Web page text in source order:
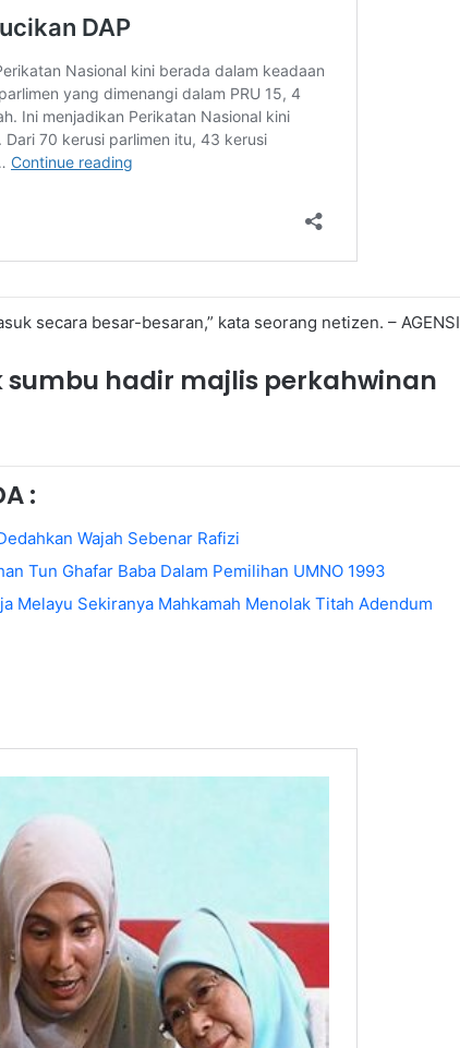
secara besar-besaran,” kata seorang netizen. – AGENSI
hadir majlis perkahwinan
:
Wajah Sebenar Rafizi
Tun Ghafar Baba Dalam Pemilihan UMNO 1993
Melayu Sekiranya Mahkamah Menolak Titah Adendum